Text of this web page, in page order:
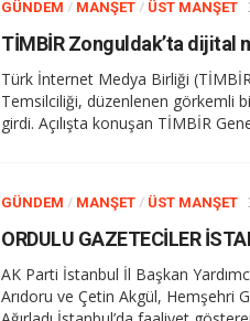
GÜNDEM / MANŞET / ÜST MANŞET
Türk İnternet Medya Birliği
Temsilciliği, düzenlenen görkemli
girdi. Açılışta konuşan TİMBİR
GÜNDEM / MANŞET / ÜST MANŞET
AK Parti İstanbul İl Başkan
Arıdoru ve Çetin Akgül, Hemşehri